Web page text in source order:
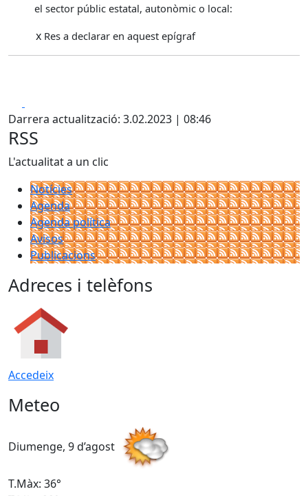
el sector públic estatal, autonòmic o local:
x Res a declarar en aquest epígraf
Darrera actualització: 3.02.2023 | 08:46
RSS
L'actualitat a un clic
Notícies
Agenda
Agenda política
Avisos
Publicacions
Adreces i telèfons
Accedeix
Meteo
Diumenge, 9 d’agost
T.Màx: 36°